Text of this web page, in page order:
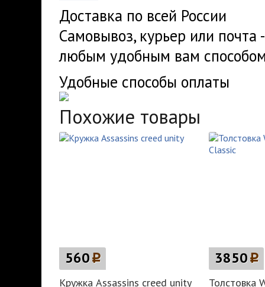
Доставка по всей России
Самовывоз, курьер или
любым удобным вам
Удобные способы оплаты
Похожие товары
560p
Кружка Assassins creed unity
3850p
Толстовка